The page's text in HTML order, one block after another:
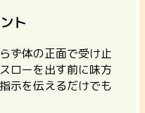
ト
ず体の正面で受け止
ローを出す前に味方
示を伝えるだけでも